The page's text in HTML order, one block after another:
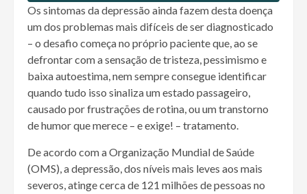
Os sintomas da depressão ainda fazem desta doença
um dos problemas mais difíceis de ser diagnosticado
– o desafio começa no próprio paciente que, ao se
defrontar com a sensação de tristeza, pessimismo e
baixa autoestima, nem sempre consegue identificar
quando tudo isso sinaliza um estado passageiro,
causado por frustrações de rotina, ou um transtorno
de humor que merece – e exige! – tratamento.
De acordo com a Organização Mundial de Saúde
(OMS), a depressão, dos níveis mais leves aos mais
severos, atinge cerca de 121 milhões de pessoas no